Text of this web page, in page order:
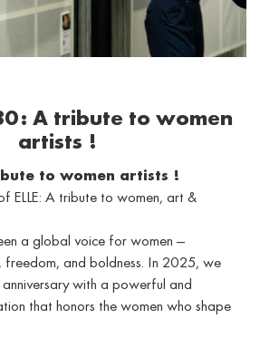
80: A tribute to women
artists !
to women artists !
ELLE: A tribute to women, art &
a global voice for women —
freedom, and boldness. In 2025, we
with a powerful and
that honors the women who shape